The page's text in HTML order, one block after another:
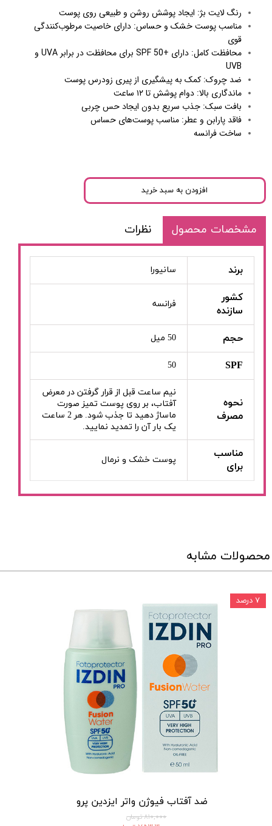
رنگ لایت بژ: ایجاد پوشش روشن و طبیعی روی پوست
مناسب پوست خشک و حساس: دارای خاصیت مرطوب‌کنندگی
قوی
محافظت کامل: دارای +SPF 50 برای محافظت در برابر UVA و
UVB
ضد چروک: کمک به پیشگیری از پیری زودرس پوست
ماندگاری بالا: دوام پوشش تا ۱۲ ساعت
بافت سبک: جذب سریع بدون ایجاد حس چربی
فاقد پارابن و عطر: مناسب پوست‌های حساس
ساخت فرانسه
افزودن به سبد خرید
مشخصات محصول نظرات
برند سانیورا
کشور
سازنده
فرانسه
حجم 50 میل
SPF
50
نحوه
مصرف
نیم ساعت قبل از قرار گرفتن در معرض
آفتاب، بر روی پوست تمیز صورت
ماساژ دهید تا جذب شود. هر 2 ساعت
یک بار آن را تمدید نمایید.
مناسب
برای
پوست خشک و نرمال
محصولات مشابه
ضد آفتاب فیوژن واتر ایزدین پرو
۸۱۰,۰۰۰ تومان
۷ درصد